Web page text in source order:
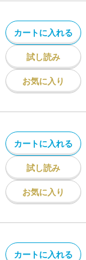
カートに入れる
試し読み
お気に入り
カートに入れる
試し読み
お気に入り
カートに入れる